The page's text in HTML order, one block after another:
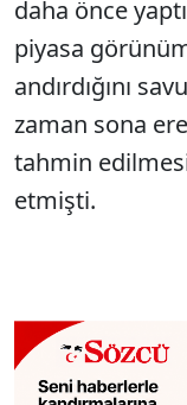
daha önce
piyasa
andırdığını
zaman sona
tahmin
etmişti.